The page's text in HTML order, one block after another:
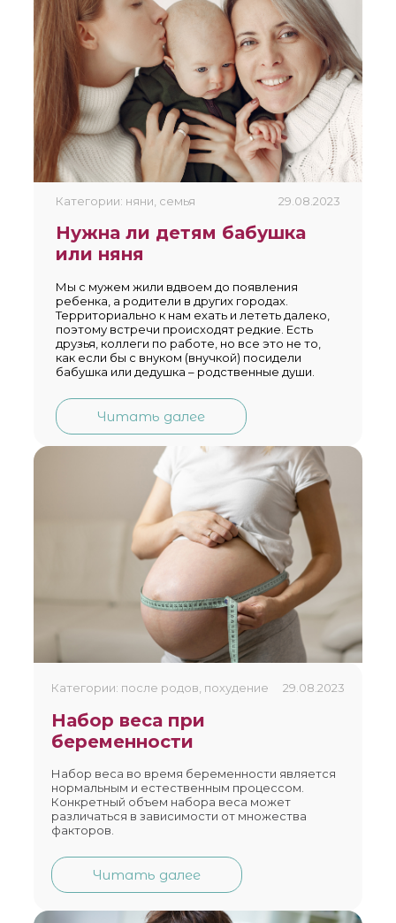
Категории: няни, семья 29.08.2023
Нужна ли детям бабушка
или няня
Мы с мужем жили вдвоем до появления
ребенка, а родители в других городах.
Территориально к нам ехать и лететь далеко,
поэтому встречи происходят редкие. Есть
друзья, коллеги по работе, но все это не то,
как если бы с внуком (внучкой) посидели
бабушка или дедушка – родственные души.
Читать далее
Категории: после родов, похудение 29.08.2023
Набор веса при
беременности
Набор веса во время беременности является
нормальным и естественным процессом.
Конкретный объем набора веса может
различаться в зависимости от множества
факторов.
Читать далее